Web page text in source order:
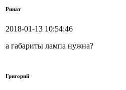
Ринат
2018-01-13 10:54:46
а габариты лампа нужна?
Григорий